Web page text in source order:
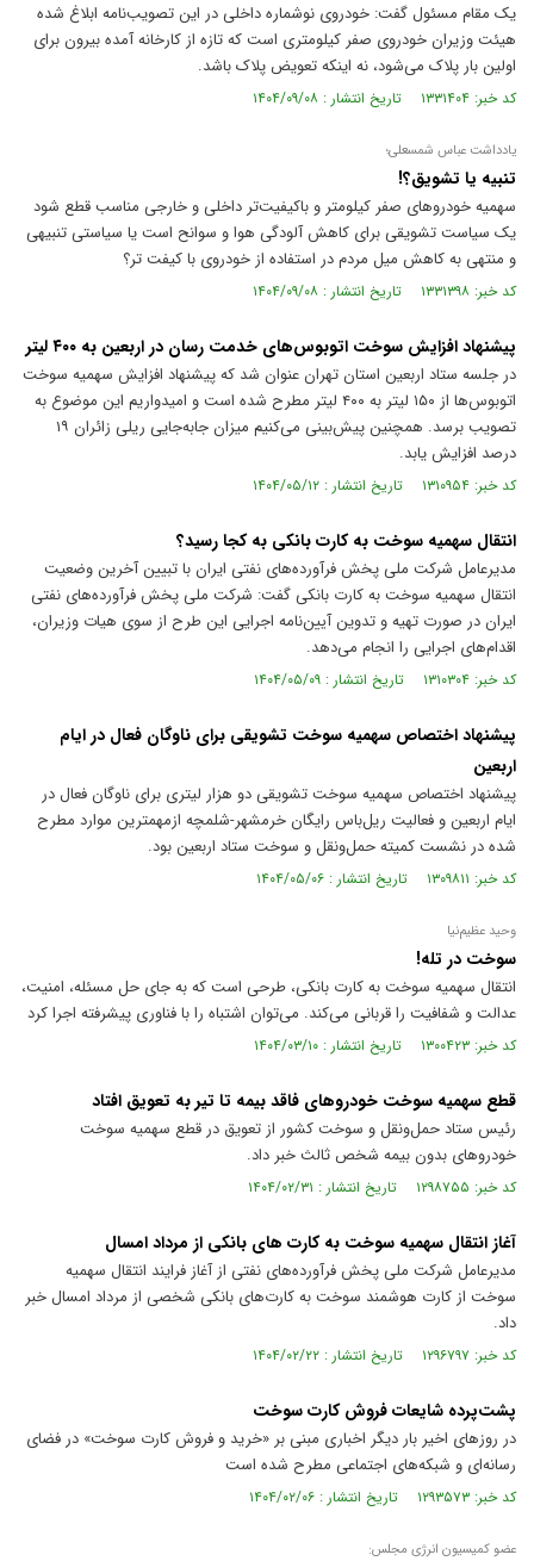
یک مقام مسئول گفت: خودروی نوشماره داخلی در این تصویب‌نامه ابلاغ شده
هیئت وزیران خودروی صفر کیلومتری است که تازه از کارخانه آمده بیرون برای
اولین بار پلاک می‌شود، نه اینکه تعویض پلاک باشد.
کد خبر: ۱۳۳۱۴۰۴ تاریخ انتشار : ۱۴۰۴/۰۹/۰۸
یادداشت عباس شمسعلی؛
تنبیه یا تشویق؟!
سهمیه خودروهای صفر کیلومتر و باکیفیت‌تر داخلی و خارجی مناسب قطع شود
یک سیاست تشویقی برای کاهش آلودگی هوا و سوانح است یا سیاستی تنبیهی
و منتهی به کاهش میل مردم در استفاده از خودروی با کیفت تر؟
کد خبر: ۱۳۳۱۳۹۸ تاریخ انتشار : ۱۴۰۴/۰۹/۰۸
پیشنهاد افزایش سوخت اتوبوس‌های خدمت رسان در اربعین به ۴۰۰ لیتر
در جلسه ستاد اربعین استان تهران عنوان شد که پیشنهاد افزایش سهمیه سوخت
اتوبوس‌ها از ۱۵۰ لیتر به ۴۰۰ لیتر مطرح شده است و امیدواریم این موضوع به
تصویب برسد. همچنین پیش‌بینی می‌کنیم میزان جابه‌جایی ریلی زائران ۱۹
درصد افزایش یابد.
کد خبر: ۱۳۱۰۹۵۴ تاریخ انتشار : ۱۴۰۴/۰۵/۱۲
انتقال سهمیه سوخت به کارت بانکی به کجا رسید؟
مدیرعامل شرکت ملی پخش فرآورده‌های نفتی ایران با تبیین آخرین وضعیت
انتقال سهمیه سوخت به کارت بانکی گفت: شرکت ملی پخش فرآورده‌های نفتی
ایران در صورت تهیه و تدوین آیین‌نامه اجرایی این طرح از سوی هیات وزیران،
اقدام‌های اجرایی را انجام می‌دهد.
کد خبر: ۱۳۱۰۳۰۴ تاریخ انتشار : ۱۴۰۴/۰۵/۰۹
پیشنهاد اختصاص سهمیه سوخت تشویقی برای ناوگان فعال در ایام
اربعین
پیشنهاد اختصاص سهمیه سوخت تشویقی دو هزار لیتری برای ناوگان فعال در
ایام اربعین و فعالیت ریل‌باس رایگان خرمشهر-شلمچه ازمهمترین موارد مطرح
شده در نشست کمیته حمل‌ونقل و سوخت ستاد اربعین بود.
کد خبر: ۱۳۰۹۸۱۱ تاریخ انتشار : ۱۴۰۴/۰۵/۰۶
وحید عظیم‌نیا
سوخت در تله!
انتقال سهمیه سوخت به کارت بانکی، طرحی است که به جای حل مسئله، امنیت،
عدالت و شفافیت را قربانی می‌کند. می‌توان اشتباه را با فناوری پیشرفته اجرا کرد
کد خبر: ۱۳۰۰۴۲۳ تاریخ انتشار : ۱۴۰۴/۰۳/۱۰
قطع سهمیه سوخت خودرو‌های فاقد بیمه تا تیر به تعویق افتاد
رئیس ستاد حمل‌ونقل و سوخت کشور از تعویق در قطع سهمیه سوخت
خودرو‌های بدون بیمه شخص ثالث خبر داد.
کد خبر: ۱۲۹۸۷۵۵ تاریخ انتشار : ۱۴۰۴/۰۲/۳۱
آغاز انتقال سهمیه سوخت به کارت های بانکی از مرداد امسال
مدیرعامل شرکت ملی پخش فرآورده‌های نفتی از آغاز فرایند انتقال سهمیه
سوخت از کارت هوشمند سوخت به کارت‌های بانکی شخصی از مرداد امسال خبر
داد.
کد خبر: ۱۲۹۶۷۹۷ تاریخ انتشار : ۱۴۰۴/۰۲/۲۲
پشت‌پرده شایعات فروش کارت سوخت
در روزهای اخیر بار دیگر اخباری مبنی بر «خرید و فروش کارت سوخت» در فضای
رسانه‌ای و شبکه‌های اجتماعی مطرح شده است
کد خبر: ۱۲۹۳۵۷۳ تاریخ انتشار : ۱۴۰۴/۰۲/۰۶
عضو کمیسیون انرژی مجلس: